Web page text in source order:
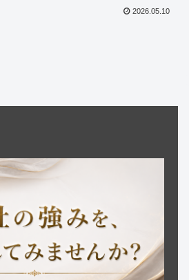
ニック戦略、Webブランディング、信頼
2026.05.10